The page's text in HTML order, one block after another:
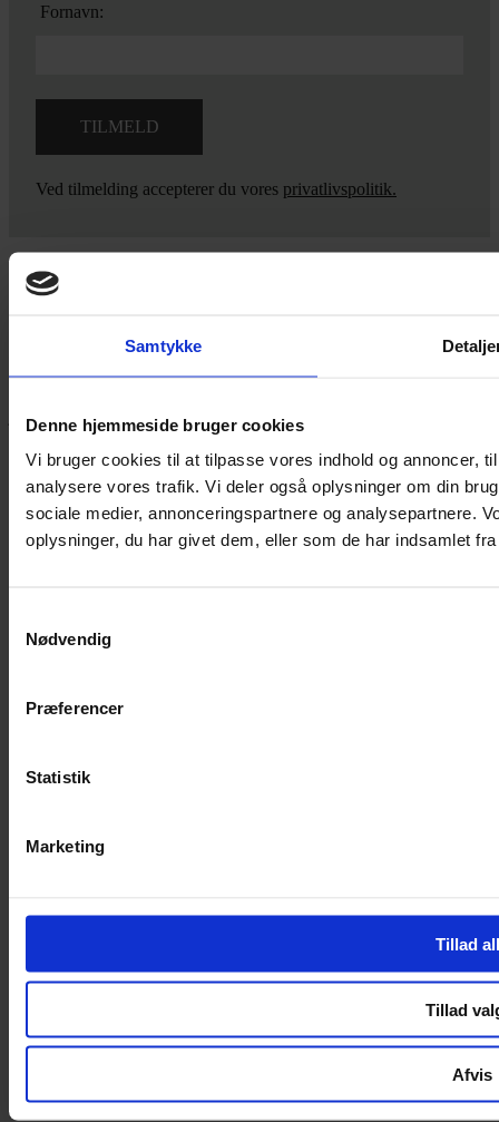
Samtykke
Denne hjemmeside bruger cookies
Vi bruger cookies til at tilpasse vores indhold og annoncer,
analysere vores trafik. Vi deler også oplysninger om din
sociale medier, annonceringspartnere og analysepartnere.
oplysninger, du har givet dem, eller som de har indsamlet
Nødvendig
Præferencer
Statistik
Marketing
Tillad
Tillad
Afvis
Fornavn:
Ved tilmelding accepterer du vores privatlivspolitik.
Yarn Every Wear
Hvis du bøvler med noget eller ønsker ny inspiration, så skriv til
jeg dig på vej.
Vestergade 12 6270, Tønder
60 51 96 50
post@yarneverywear.dk
CVR 43041649
Facebook-f Instagram
Handelsbetingelser
Handelsbetingelser
Om Yarn Every Wear
Mandag – Fredag 10:00 – 17:30
Copyright © 2022.Design & hosting by Webhuset Ballum ApS